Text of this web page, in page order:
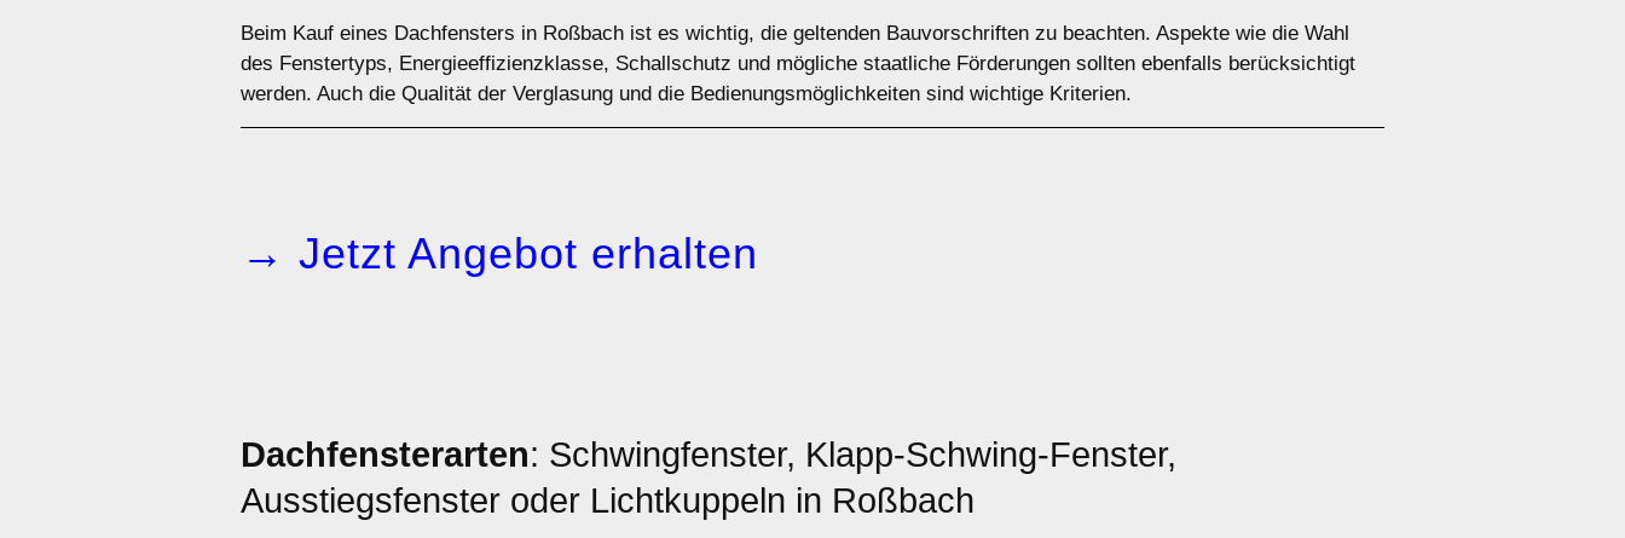
Beim Kauf eines Dachfensters in Roßbach ist es wichtig, die geltenden Bauvorschriften zu beachten. Aspekte wie die Wahl
des Fenstertyps, Energieeffizienzklasse, Schallschutz und mögliche staatliche Förderungen sollten ebenfalls berücksichtigt
werden. Auch die Qualität der Verglasung und die Bedienungsmöglichkeiten sind wichtige Kriterien.
→ Jetzt Angebot erhalten
Dachfensterarten: Schwingfenster, Klapp-Schwing-Fenster,
Ausstiegsfenster oder Lichtkuppeln in Roßbach